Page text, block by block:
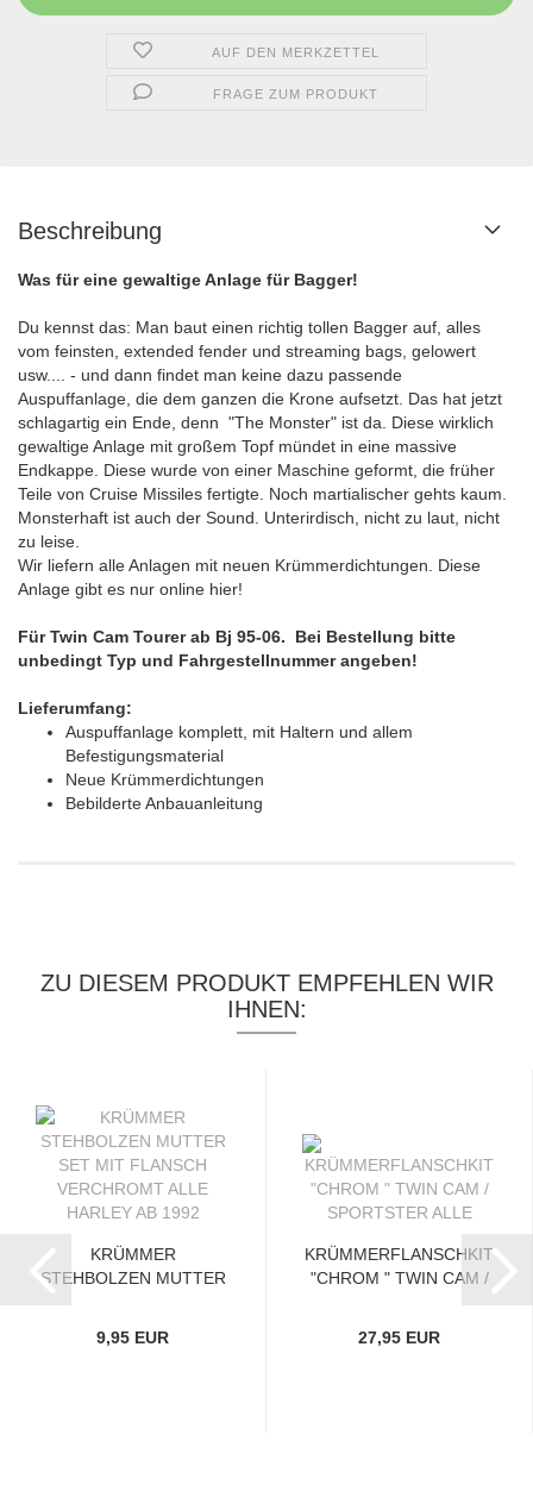
AUF DEN MERKZETTEL
FRAGE ZUM PRODUKT
Beschreibung
Was für eine gewaltige Anlage für Bagger!
Du kennst das: Man baut einen richtig tollen Bagger auf, alles
vom feinsten, extended fender und streaming bags, gelowert
usw.... - und dann findet man keine dazu passende
Auspuffanlage, die dem ganzen die Krone aufsetzt. Das hat jetzt
schlagartig ein Ende, denn "The Monster" ist da. Diese wirklich
gewaltige Anlage mit großem Topf mündet in eine massive
Endkappe. Diese wurde von einer Maschine geformt, die früher
Teile von Cruise Missiles fertigte. Noch martialischer gehts kaum.
Monsterhaft ist auch der Sound. Unterirdisch, nicht zu laut, nicht
zu leise.
Wir liefern alle Anlagen mit neuen Krümmerdichtungen. Diese
Anlage gibt es nur online hier!
Für Twin Cam Tourer ab Bj 95-06. Bei Bestellung bitte
unbedingt Typ und Fahrgestellnummer angeben!
Lieferumfang:
Auspuffanlage komplett, mit Haltern und allem
Befestigungsmaterial
Neue Krümmerdichtungen
Bebilderte Anbauanleitung
ZU DIESEM PRODUKT EMPFEHLEN WIR
IHNEN:
KRÜMMER
STEHBOLZEN MUTTER
9,95 EUR
KRÜMMERFLANSCHKIT
"CHROM " TWIN CAM /
27,95 EUR